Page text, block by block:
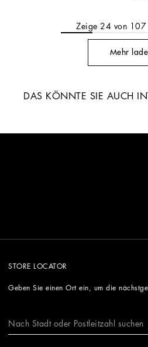
Zeige 24 von 107
Mehr
DAS KÖNNTE SIE AUCH
STORE LOCATOR
Geben Sie einen Ort ein, um die